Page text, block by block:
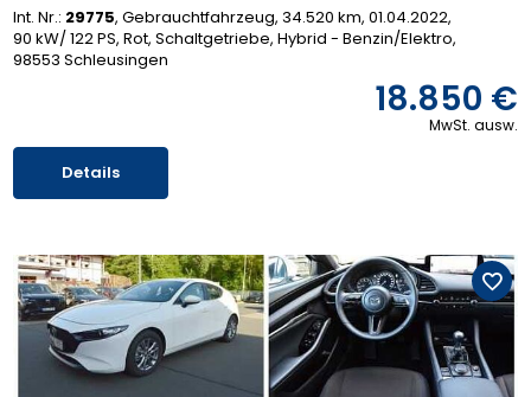
Int. Nr.: 29775 Gebrauchtfahrzeug 34.520 km 01.04.2022
90 kW/ 122 PS Rot Schaltgetriebe Hybrid - Benzin/Elektro
98553 Schleusingen
18.850 €
MwSt. ausw.
Details